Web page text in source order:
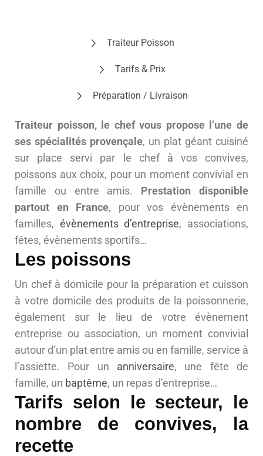
Traiteur Poisson
Tarifs & Prix
Préparation / Livraison
Traiteur poisson, le chef vous propose l’une de
ses spécialités provençale, un plat géant cuisiné
sur place servi par le chef à vos convives,
poissons aux choix, pour un moment convivial en
famille ou entre amis. Prestation disponible
partout en France, pour vos évènements en
familles, évènements d’entreprise, associations,
fêtes, évènements sportifs…
Les poissons
Un chef à domicile pour la préparation et cuisson
à votre domicile des produits de la poissonnerie,
également sur le lieu de votre évènement
entreprise ou association, un moment convivial
autour d’un plat entre amis ou en famille, service à
l’assiette. Pour un anniversaire, une fête de
famille, un baptême, un repas d’entreprise…
Tarifs selon le secteur, le
nombre de convives, la
recette